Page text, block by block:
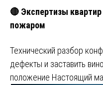
🔴 Экспертизы
пожаром
Технический разбор
дефекты и заставить
положение Настоящий